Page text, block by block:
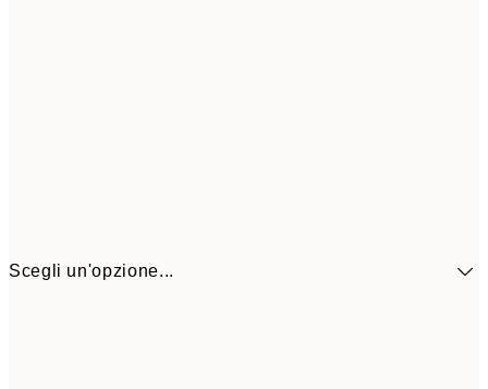
Scegli un'opzione...